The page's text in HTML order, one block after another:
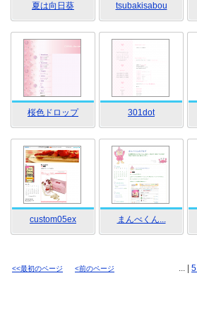
夏は向日葵 tsubakisabou
桜色ドロップ 301dot
custom05ex まんべくん...
<<最初のページ <前のページ ... | 5